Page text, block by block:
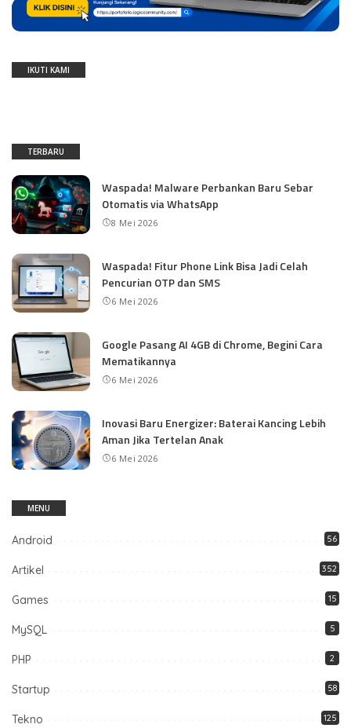
IKUTI KAMI
TERBARU
Waspada! Malware Perbankan Baru Sebar
Otomatis via WhatsApp
8 Mei 2026
Waspada! Fitur Phone Link Bisa Jadi Celah
Pencurian OTP dan SMS
6 Mei 2026
Google Pasang AI 4GB di Chrome, Begini Cara
Mematikannya
6 Mei 2026
Inovasi Baru Energizer: Baterai Kancing Lebih
Aman Jika Tertelan Anak
6 Mei 2026
MENU
Android 56
Artikel 352
Games 15
MySQL 5
PHP 2
Startup 58
Tekno 125